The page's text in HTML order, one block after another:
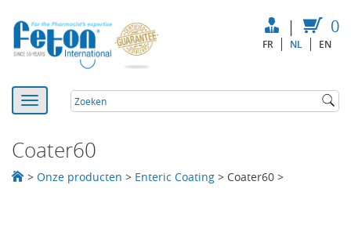
| 0
FR NL EN
Coater60
> Onze producten > Enteric Coating > Coater60 >